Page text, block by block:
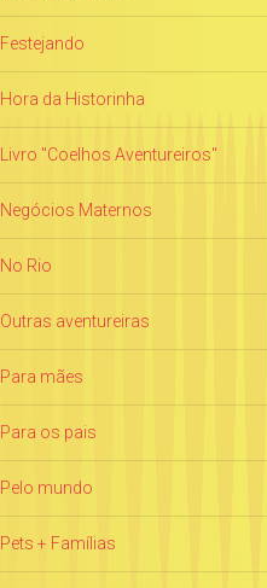
Festejando
Hora da Historinha
Livro "Coelhos Aventureiros"
Negócios Maternos
No Rio
Outras aventureiras
Para mães
Para os pais
Pelo mundo
Pets + Famílias